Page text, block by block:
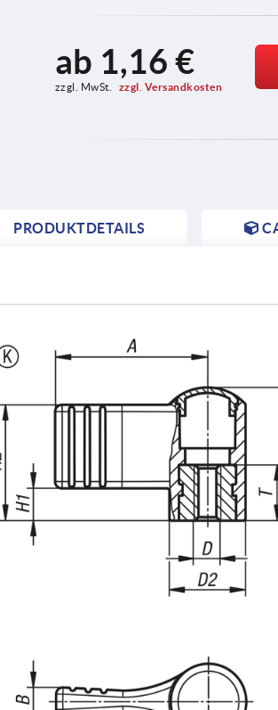
ab 1,16 €
zzgl. MwSt. zzgl. Versandkosten
PRODUKTDETAILS